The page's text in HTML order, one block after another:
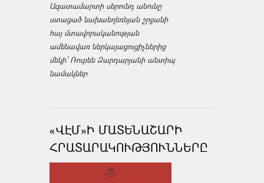
Ազատամարտի սերունդ անունը
ստացած նախաեղեռնյան շրջանի
հայ մտավորականության
ամենավառ ներկայացուցիչներից
մեկի՝ Ռուբեն Զարդարյանի անտիպ
նամակներ
«ՎԷՄ»Ի ՄԱՏԵՆԱՇԱՐԻ
ՀՐԱՏԱՐԱԿՈՒԹՅՈՒՆՆԵՐԸ